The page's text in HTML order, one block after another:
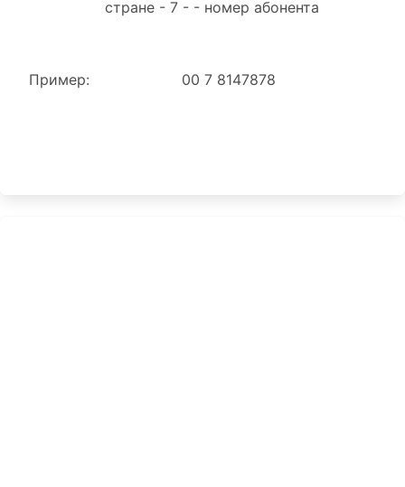
стране - 7 - - номер абонента
Пример: 00 7 8147878